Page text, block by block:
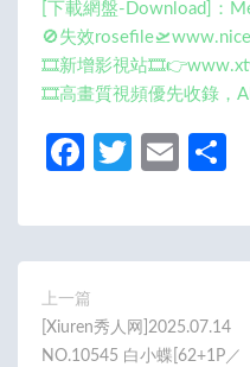
[下載網盤-Download]：
🚫失效
🎞️新增影視站
🎞️高畫質視頻優先收錄，
Fa
b
o
o
k
T
itt
er
E
ail
上一篇
[Xiuren秀人网]2025.07.14
NO.10545 白小蝶[62+1P／